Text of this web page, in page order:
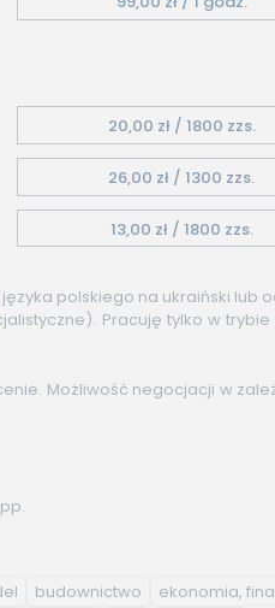
20,00 zł / 1800 zzs.
26,00 zł / 1300 zzs.
13,00 zł / 1800 zzs.
polskiego na ukraiński lub
Pracuję tylko w
Możliwość negocjacji w
budownictwo
ekonomia,